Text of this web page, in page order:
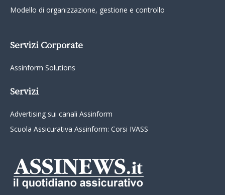
Modello di organizzazione, gestione e controllo
Servizi Corporate
Assinform Solutions
Servizi
Advertising sui canali Assinform
Scuola Assicurativa Assinform: Corsi IVASS